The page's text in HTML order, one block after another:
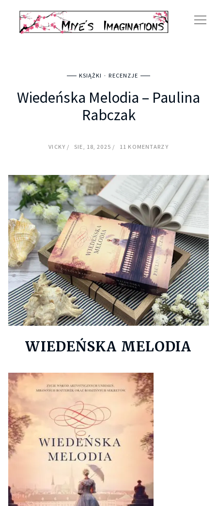
KSIĄŻKI RECENZJE
Wiedeńska Melodia – Paulina
Rabczak
VICKY SIE, 18, 2025 11 KOMENTARZY
WIEDEŃSKA MELODIA